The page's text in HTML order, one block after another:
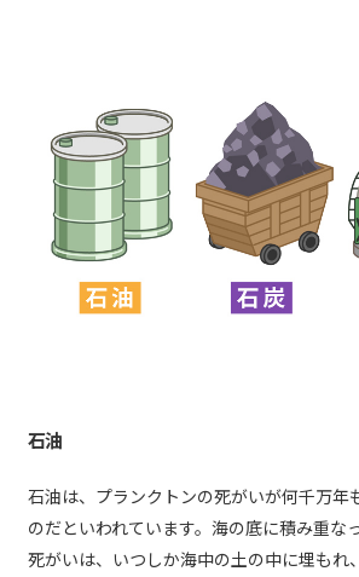
石油
石油は、プランクトンの死がいが何千万年
のだといわれています。海の底に積み重な
死がいは、いつしか海中の土の中に埋もれ